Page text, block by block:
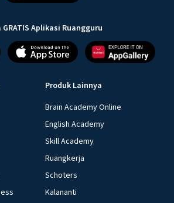
GRATIS Aplikasi Ruangguru
Produk Lainnya
Brain Academy Online
English Academy
Skill Academy
Ruangkerja
Schoters
Kalananti